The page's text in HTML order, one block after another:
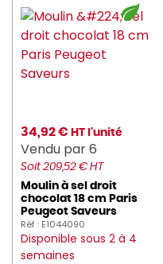
GASTRONUM (5)
GILAC (136)
GOBEL (69)
HAIKU (6)
HAMILTON_BEACH (3)
HASSON (127)
hendi (18)
34,92 € HT l'unité
Vendu par 6
Soit 209,52 € HT
Moulin à sel droit
chocolat 18 cm Paris
Peugeot Saveurs
Réf : E1044090
Disponible sous 2 à 4
semaines